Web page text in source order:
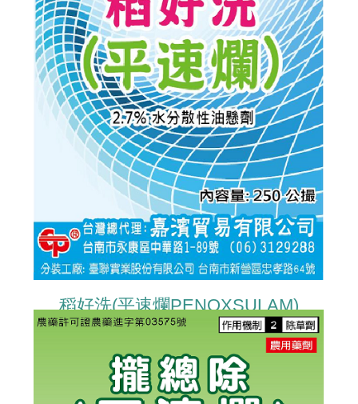
稻好洗(平速爛PENOXSULAM)